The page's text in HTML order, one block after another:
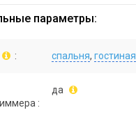
параметры:
: спальня,гостиная
:
да